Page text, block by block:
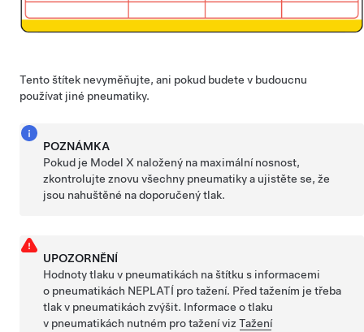
Tento štítek nevyměňujte, ani pokud budete v budoucnu
používat jiné pneumatiky.
POZNÁMKA
Pokud je Model X naložený na maximální nosnost,
zkontrolujte znovu všechny pneumatiky a ujistěte se, že
jsou nahuštěné na doporučený tlak.
UPOZORNĚNÍ
Hodnoty tlaku v pneumatikách na štítku s informacemi
o pneumatikách NEPLATÍ pro tažení. Před tažením je třeba
tlak v pneumatikách zvýšit. Informace o tlaku
v pneumatikách nutném pro taženívizTažení